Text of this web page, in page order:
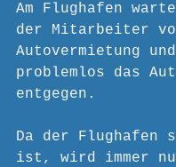
Am Flughafen
der Mitarbeiter
Autovermietung
problemlos das
entgegen.
Da der Flughafen
ist, wird immer